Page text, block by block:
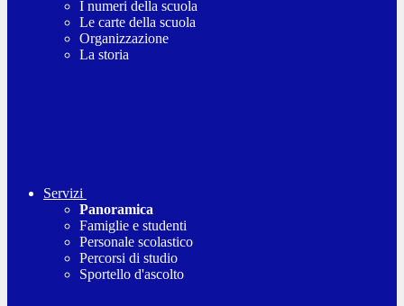
I numeri della scuola
Le carte della scuola
Organizzazione
La storia
Servizi
Panoramica
Famiglie e studenti
Personale scolastico
Percorsi di studio
Sportello d'ascolto